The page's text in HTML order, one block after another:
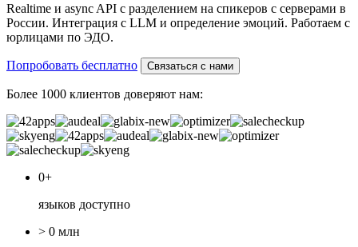
Realtime и async API с разделением на спикеров с серверами в
России. Интеграция с LLM и определение эмоций. Работаем с
юрлицами по ЭДО.
Попробовать бесплатно Связаться с нами
Более 1000 клиентов доверяют нам:
0+
языков доступно
> 0 млн